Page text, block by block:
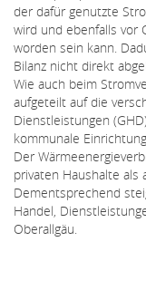
der dafür genutzte
wird und ebenfalls vor
worden sein kann.
Bilanz nicht direkt
Wie auch beim
aufgeteilt auf die
Dienstleistungen
kommunale
Der
privaten Haushalte als
Dementsprechend
Handel,
Oberallgäu.